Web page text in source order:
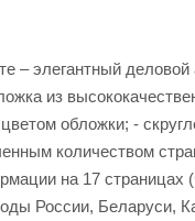
– элегантный
из
обложки; -
количеством
на 17 страницах
России, Беларуси,